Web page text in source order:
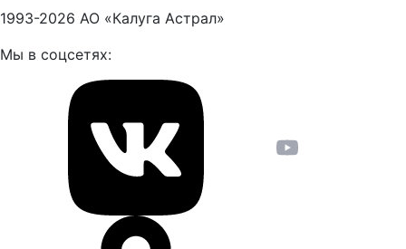
1993-2026 АО «Калуга Астрал»
Мы в соцсетях: